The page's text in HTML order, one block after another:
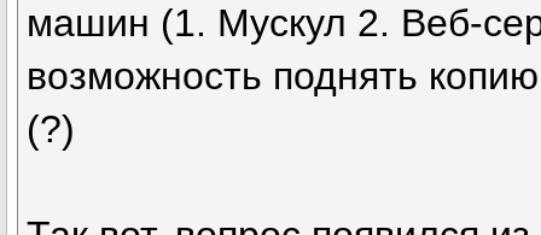
машин (1. Мускул 2. Веб-
возможность поднять
(?)